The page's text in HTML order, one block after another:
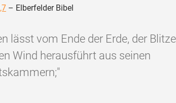
– Elberfelder Bibel
lässt vom Ende der Erde, der Blitze
Wind herausführt aus seinen